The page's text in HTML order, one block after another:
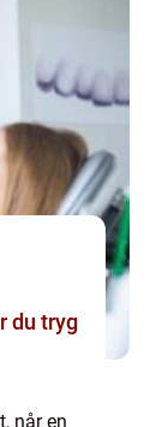
når en